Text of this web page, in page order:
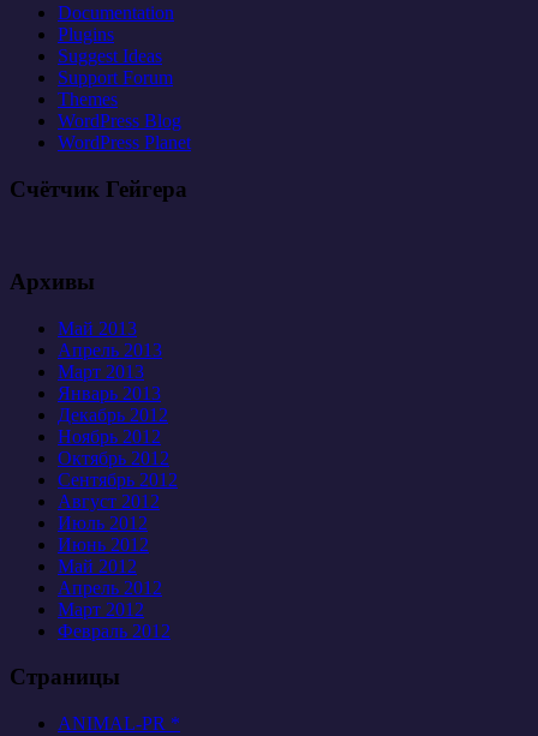
Documentation
Plugins
Suggest Ideas
Support Forum
Themes
WordPress Blog
WordPress Planet
Счётчик Гейгера
Архивы
Май 2013
Апрель 2013
Март 2013
Январь 2013
Декабрь 2012
Ноябрь 2012
Октябрь 2012
Сентябрь 2012
Август 2012
Июль 2012
Июнь 2012
Май 2012
Апрель 2012
Март 2012
Февраль 2012
Страницы
ANIMAL-PR *